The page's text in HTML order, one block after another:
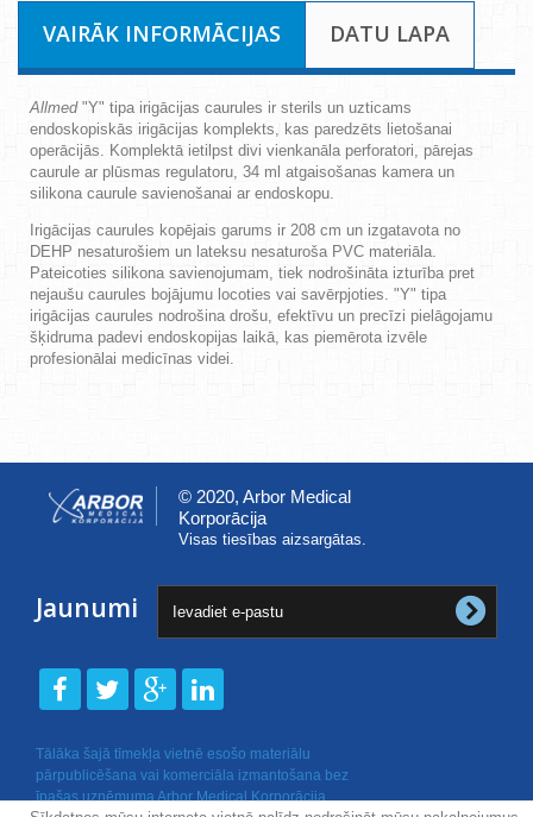
VAIRĀK INFORMĀCIJAS DATU LAPA
Allmed"Y" tipa irigācijas caurules ir sterils un uzticams
endoskopiskās irigācijas komplekts, kas paredzēts lietošanai
operācijās. Komplektā ietilpst divi vienkanāla perforatori, pārejas
caurule ar plūsmas regulatoru, 34 ml atgaisošanas kamera un
silikona caurule savienošanai ar endoskopu.
Irigācijas caurules kopējais garums ir 208 cm un izgatavota no
DEHP nesaturošiem un lateksu nesaturoša PVC materiāla.
Pateicoties silikona savienojumam, tiek nodrošināta izturība pret
nejaušu caurules bojājumu locoties vai savērpjoties. "Y" tipa
irigācijas caurules nodrošina drošu, efektīvu un precīzi pielāgojamu
šķidruma padevi endoskopijas laikā, kas piemērota izvēle
profesionālai medicīnas videi.
© 2020, Arbor Medical
Korporācija
Visas tiesības aizsargātas.
Jaunumi
Tālāka šajā tīmekļa vietnē esošo materiālu
pārpublicēšana vai komerciāla izmantošana bez
īpašas uzņēmuma Arbor Medical Korporācija